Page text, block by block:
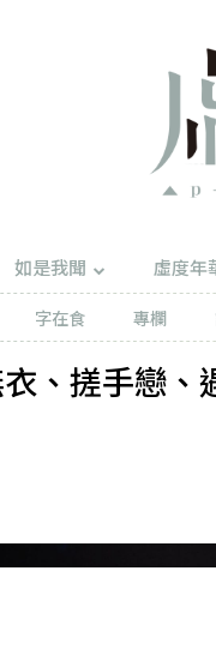
如是我聞 虛度年
字在食 專欄
、搓手戀、